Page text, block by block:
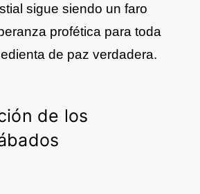
sigue siendo un faro
profética para toda
de paz verdadera.
de los